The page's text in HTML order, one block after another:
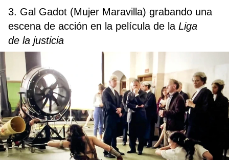
3. Gal Gadot (Mujer Maravilla) grabando una
escena de acción en la película de la Liga
de la justicia